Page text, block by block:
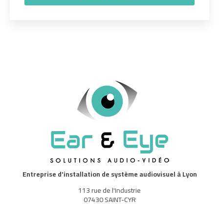
Entreprise d'installation de système audiovisuel à Lyon
113 rue de l'Industrie
07430 SAINT-CYR